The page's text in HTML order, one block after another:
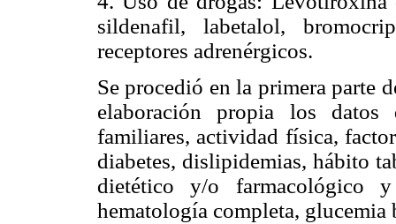
sildenafil, labetalol,
receptores adrenérgicos.
Se procedió en la primera parte
elaboración propia los datos
familiares, actividad física,
diabetes, dislipidemias, hábito
dietético y/o farmacológico
hematología completa, glucemia